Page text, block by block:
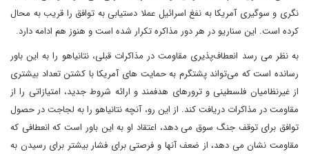
نگری و سوگیری آمریکا به نفغ اسرائیل عملا دستیابی به توافق را قریب به محال
کرده است. این سناریو در هر دور مذاکره تکرار شده است و هنوز هم ادامه دارد.
به نظر می رسد انعطاف‌پذیری مقاومت در مذاکرات قبلی، نتانیاهو را به این باور
رسانده است که می‌تواند پشتگرم به حمایت های آمریکا با کشتن تعداد بیشتری
از غیرنظامیان فلسطینی و ترورهای هدفمند و ارائه شروط جدید، امتیازاتی را از
مقاومت در مذاکرات دریافت کند. از این رو، آنچه نتانیاهو را به لجاجت در حصول
توافق برای توقف جنگ سوق می دهد، اعتقاد او به این باور است که انعطافی که
مقاومت نشان می دهد، از ضعف آنها و فرصتی برای فشار بیشتر برای رسیدن به